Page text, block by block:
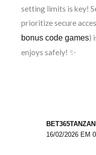
setting limits is key!
prioritize secure
bonus code games)
enjoys safely! ✨
16/02/2026 EM